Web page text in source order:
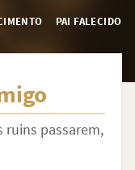
PAI FALECIDO
ruins passarem,